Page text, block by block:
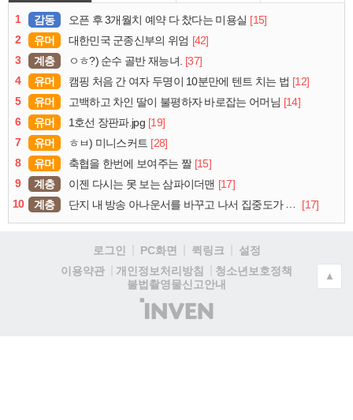
1 감동 오픈 후 3개월치 예약 다 찼다는 미용실 [15]
2
유머 대한민국 군종신부의 위엄 [42]
3
계층 ㅇㅎ?) 순수 골반 재능녀. [37]
4
유머 캠핑 처음 간 여자 두명이 10분만에 텐트 치는 법 [12]
5
유머 고백하고 차인 딸이 불평하자 바로잡는 어머님 [14]
6
유머 1호선 장판파.jpg [19]
7
유머 ㅎㅂ) 미니스커트 [28]
8
유머 축협을 한번에 보여주는 짤 [15]
9
계층 이젠 다시는 못 보는 삼파이더맨 [17]
10
계층 단지 내 방송 아나운서를 바꾸고 나서 집중도가 확 올라갔다는 한 아파트의 안내방송 [17]
로그인 PC화면 퀵링크
설정
이용약관
개인정보처리방침
청소년보호정책
불법촬영물신고안내
(주)
인
▲